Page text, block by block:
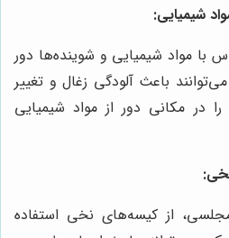
شیمیایی:
با مواد شیمیایی و شوینده‌ها دور
باعث آلودگی زغال و تغییر
در مکانی دور از مواد شیمیایی
از کیسه‌های نخی استفاده